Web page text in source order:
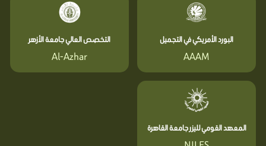
البورد الأمريكي في التجميل
AAAM
التخصص العالي جامعة الأزهر
Al-Azhar
المعهد القومي لليزر جامعة القاهرة